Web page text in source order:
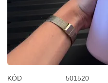
KÓD 501520